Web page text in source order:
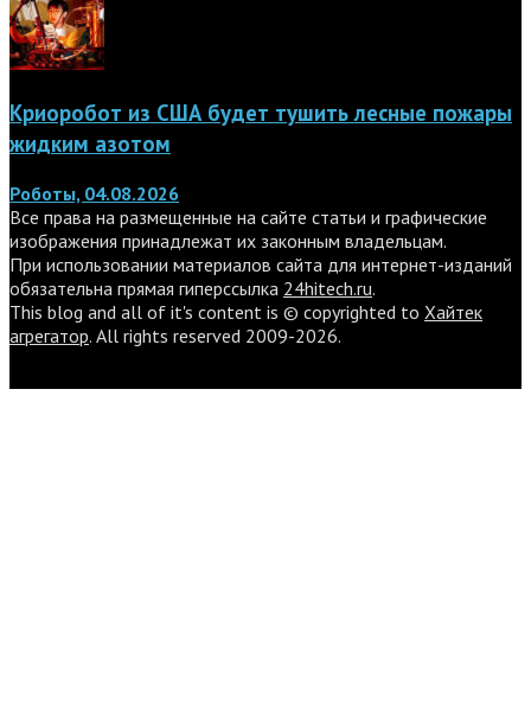
Криоробот из США будет тушить лесные пожары
жидким азотом
Роботы, 04.08.2026
Все права на размещенные на сайте статьи и графические
изображения принадлежат их законным владельцам.
При использовании материалов сайта для интернет-изданий
обязательна прямая гиперссылка 24hitech.ru.
This blog and all of it's content is © copyrighted to Хайтек
агрегатор. All rights reserved 2009-2026.